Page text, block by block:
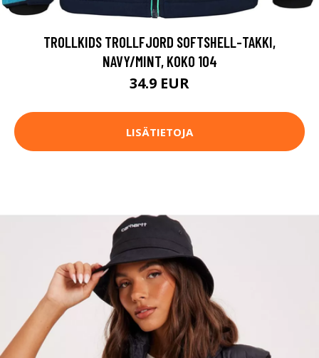
TROLLKIDS TROLLFJORD SOFTSHELL-TAKKI,
NAVY/MINT, KOKO 104
34.9 EUR
LISÄTIETOJA